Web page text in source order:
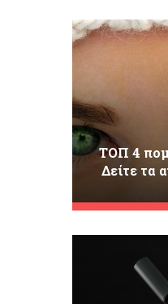
ΤΟΠ 4
Δείτε τα